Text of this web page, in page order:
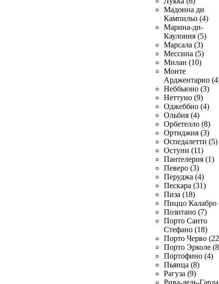
Мадонна ди
Кампильо (4)
Марина-ди-
Каулония (5)
Марсала (3)
Мессина (5)
Милан (10)
Монте
Арджентарио
Неббьюно (3)
Неттуно (9)
Оджеббио (4)
Ольбия (4)
Орбетелло (8)
Ортиджия (3)
Оспедалетти (5)
Остуни (11)
Пантелерия (1)
Певеро (3)
Перуджа (4)
Пескара (31)
Пиза (18)
Пиццо Калабро
Позитано (7)
Порто Санто
Стефано (18)
Порто Черво
Порто Эрколе
Портофино (4)
Пьянца (8)
Рагуза (9)
Рива-дель-